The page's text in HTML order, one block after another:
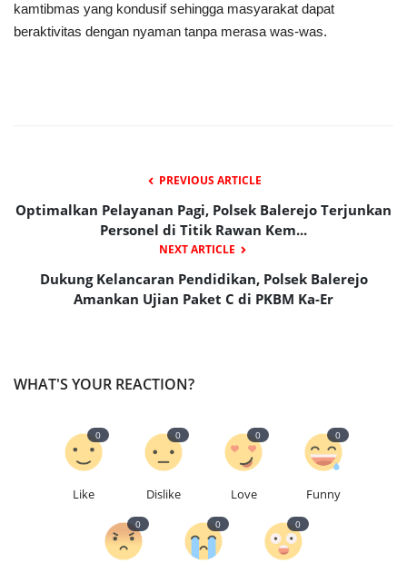
kamtibmas yang kondusif sehingga masyarakat dapat
beraktivitas dengan nyaman tanpa merasa was-was.
PREVIOUS ARTICLE
Optimalkan Pelayanan Pagi, Polsek Balerejo Terjunkan
Personel di Titik Rawan Kem...
NEXT ARTICLE
Dukung Kelancaran Pendidikan, Polsek Balerejo
Amankan Ujian Paket C di PKBM Ka-Er
WHAT'S YOUR REACTION?
Like
0
Dislike
0
Love
0
Funny
0
0 0 0